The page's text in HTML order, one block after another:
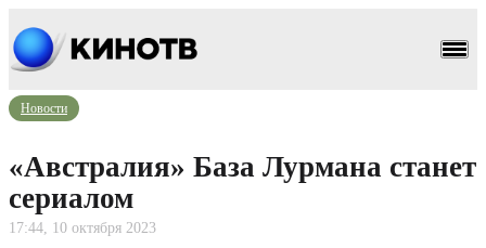
Новости
«Австралия» База Лурмана станет
сериалом
17:44, 10 октября 2023